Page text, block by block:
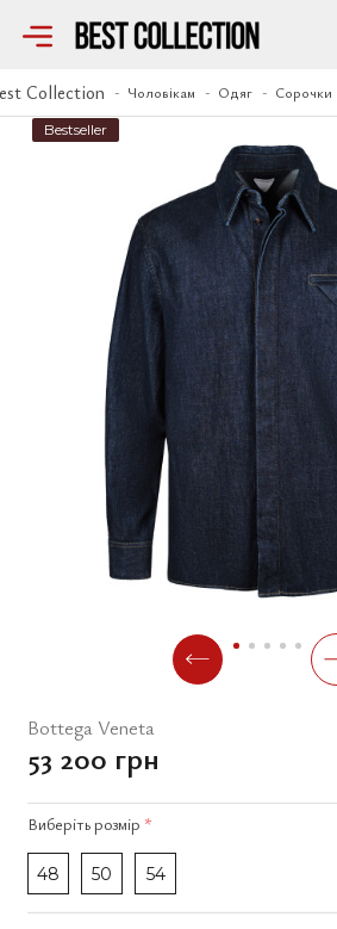
Collection Чоловікам Одяг Сорочки
Сорочка Bottega
Bestseller
Bottega Veneta
53 200 грн
Виберіть розмір *
48 50 54